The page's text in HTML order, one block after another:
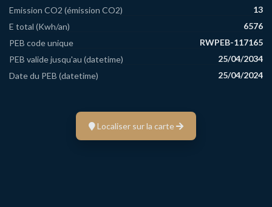
Emission CO2 (émission CO2)
13
E total (Kwh/an)
6576
PEB code unique
RWPEB-117165
PEB valide jusqu'au (datetime)
25/04/2034
Date du PEB (datetime)
25/04/2024
Localiser sur la carte